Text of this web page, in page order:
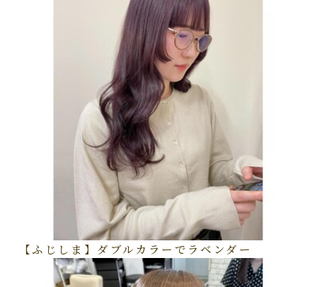
【ふじしま】ダブルカラーでラベンダー